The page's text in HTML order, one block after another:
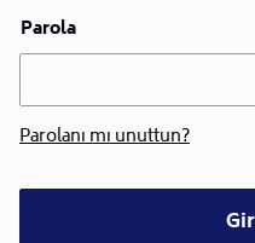
Parola
Parolanı mı unuttun?